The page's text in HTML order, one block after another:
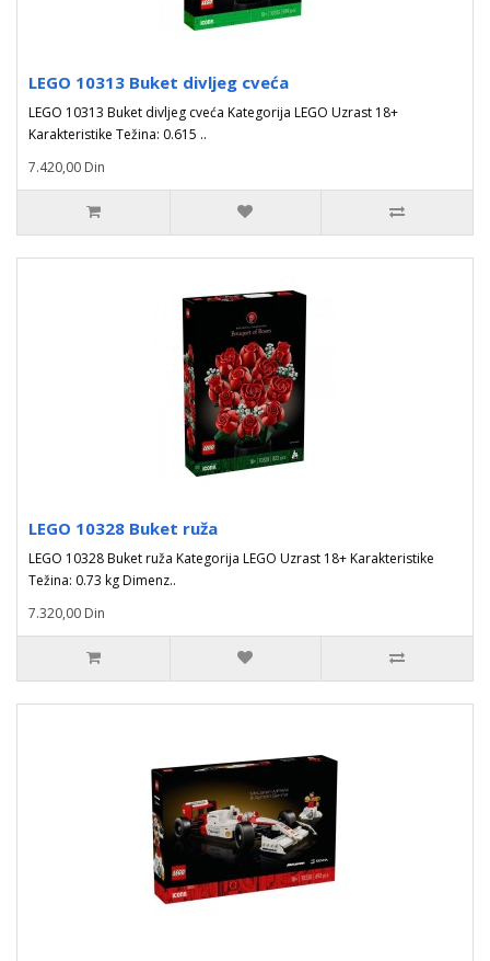
LEGO 10313 Buket divljeg cveća
LEGO 10313 Buket divljeg cveća Kategorija LEGO Uzrast 18+
Karakteristike Težina: 0.615 ..
7.420,00 Din
LEGO 10328 Buket ruža
LEGO 10328 Buket ruža Kategorija LEGO Uzrast 18+ Karakteristike
Težina: 0.73 kg Dimenz..
7.320,00 Din